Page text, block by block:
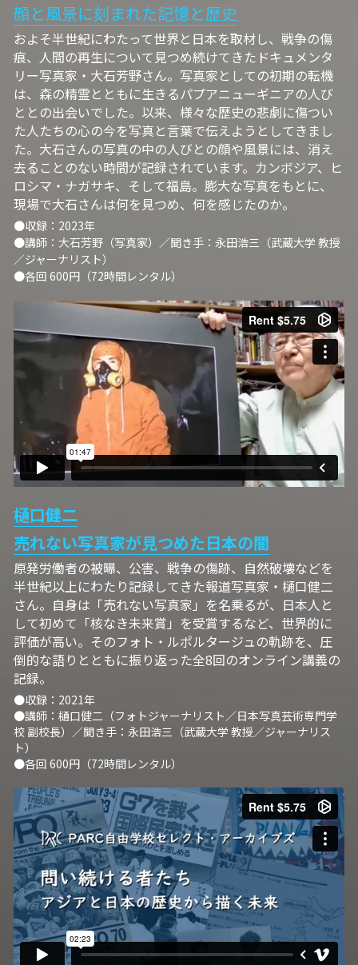
09オンライン講座：世界のニュースから国
際情勢を読み解こう
10オンラインLet's talk abouttheworld
11対面講座：鎌田慧 時代を描く・ルポルタ
ージュの現場から
12対面講座：＜たね＞からはじまる無肥料
自然栽培2026
13対面講座：ビオダンサ
14対面講座：表現することは生きること
顔と風景に刻まれた記憶と歴史
およそ半世紀にわたって世界と日本を取材し、戦争の傷
痕、人間の再生について見つめ続けてきたドキュメンタ
リー写真家・大石芳野さん。写真家としての初期の転機
は、森の精霊とともに生きるパプアニューギニアの人び
ととの出会いでした。以来、様々な歴史の悲劇に傷つい
た人たちの心の今を写真と言葉で伝えようとしてきまし
た。大石さんの写真の中の人びとの顔や風景には、消え
去ることのない時間が記録されています。カンボジア、ヒ
ロシマ・ナガサキ、そして福島。膨大な写真をもとに、
現場で大石さんは何を見つめ、何を感じたのか。
●収録：2023年
●講師： 大石芳野（写真家）／聞き手：永田浩三（武蔵大学 教授
／ジャーナリスト）
●各回 600円（72時間レンタル）
樋口健二
売れない写真家が見つめた日本の闇
原発労働者の被曝、公害、戦争の傷跡、自然破壊などを
半世紀以上にわたり記録してきた報道写真家・樋口健二
さん。自身は「売れない写真家」を名乗るが、日本人と
して初めて「核なき未来賞」を受賞するなど、世界的に
評価が高い。そのフォト・ルポルタージュの軌跡を、圧
倒的な語りとともに振り返った全8回のオンライン講義の
記録。
●収録：2021年
●講師：樋口健二（フォトジャーナリスト／日本写真芸術専門学
校 副校長）／聞き手：永田浩三（武蔵大学 教授／ジャーナリス
ト）
●各回 600円（72時間レンタル）
05データの力で社会を動かす！ 市民による社
会調査力アップ入門講座
アートをめぐるフィールドワークin関西2025
社会的連帯経済を探す旅2025
アクションツアー沖縄2025
奥間さん沖縄勉強会
【越境】04鎌田慧 時代を描く・ルポルタージ
ュの現場から
【越境】01民主主義の修復へ
【越境】02アジア太平洋を非核地帯にするため
に
【越境】03食べものから学ぶ経済学
【越境】05市民による社会調査力アップ入門講
【越境】06 韓国：「文化民主主義」の根っこを
学ぶ
【越境】07アイヌ語の基礎を学びながら知里真
志保の仕事をとらえなおす
【越境】08ラテンアメリカ先住民の言語と文化
を学ぶ
自然栽培2026
PARC田んぼお米販売
01テック・ジャスティス
02「自由と平等」の国の帝国主義
03人権を保障するのは誰か？
04パレスチナをどう学ぶ？教える？
05「共に生きる」ための社会調査
11鎌田慧 時代を描く・ルポルタージュの現場か
ら
06農と食の民主主義を実践する
07アイヌ語講座